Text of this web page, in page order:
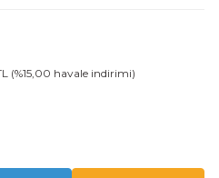
(%15,00 havale indirimi)